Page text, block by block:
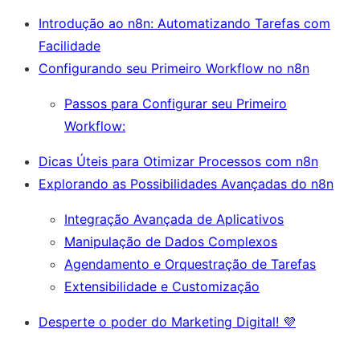
Introdução ao n8n: Automatizando Tarefas com
Facilidade
Configurando seu Primeiro Workflow no n8n
Passos para Configurar seu Primeiro
Workflow:
Dicas Úteis para Otimizar Processos com n8n
Explorando as Possibilidades Avançadas do n8n
Integração Avançada de Aplicativos
Manipulação de Dados Complexos
Agendamento e Orquestração de Tarefas
Extensibilidade e Customização
Desperte o poder do Marketing Digital! 💜